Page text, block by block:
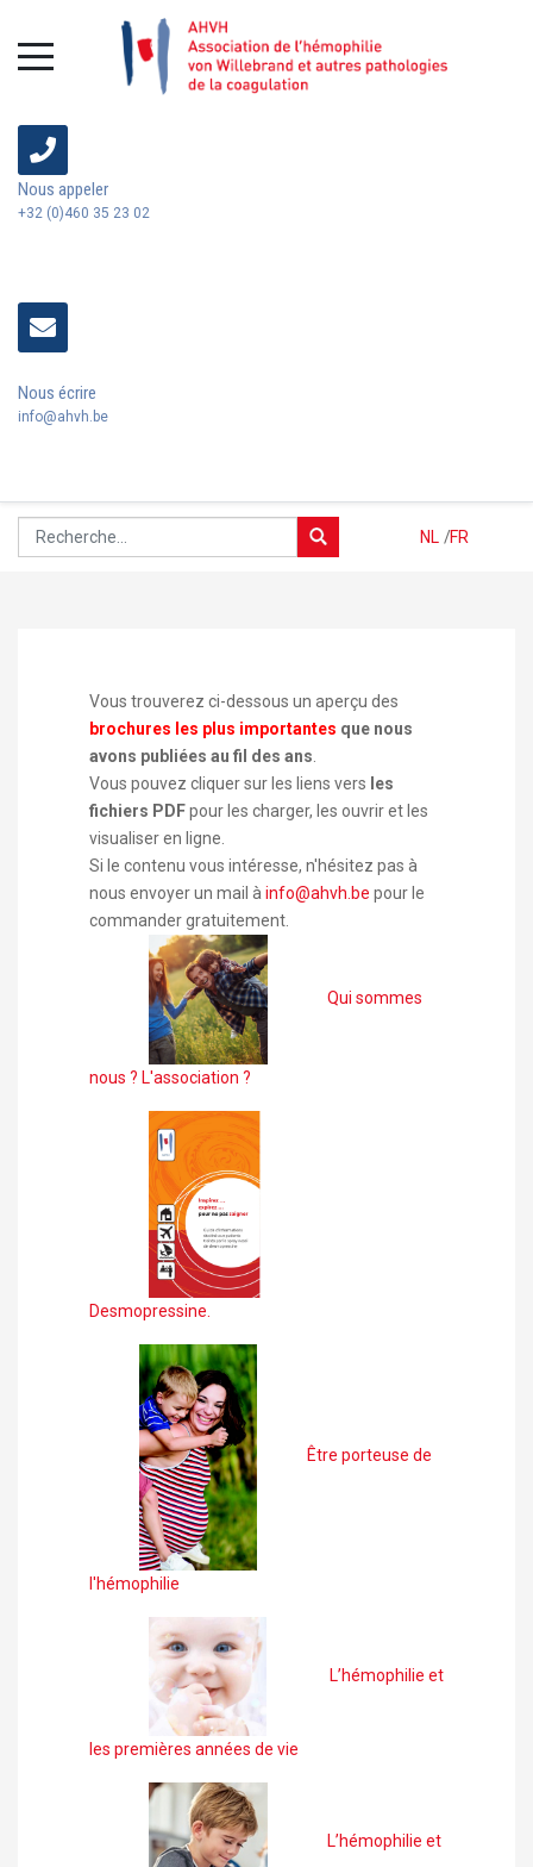
Nous appeler
+32 (0)460 35 23 02
Nous écrire
info@ahvh.be
NL FR
/
Vous trouverez ci-dessous un aperçu des
brochures les plus importantes que nous
avons publiées au fil des ans
Vous pouvez cliquer sur les liens vers les
fichiers PDFpour les charger, les ouvrir et les
visualiser en ligne.
Si le contenu vous intéresse, n'hésitez pas à
nous envoyer un mail à info@ahvh.be pour le
commander gratuitement.
Qui sommes
nous ? L'association ?
Desmopressine.
Être porteuse de
l'hémophilie
L’hémophilie et
les premières années de vie
L’hémophilie et